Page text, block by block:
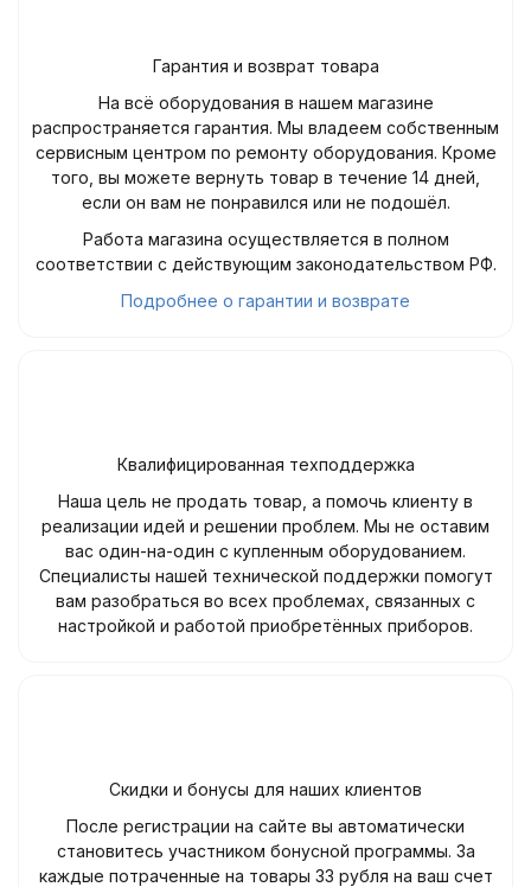
Гарантия и возврат товара
На всё оборудования в нашем магазине
распространяется гарантия. Мы владеем собственным
сервисным центром по ремонту оборудования. Кроме
того, вы можете вернуть товар в течение 14 дней,
если он вам не понравился или не подошёл.
Работа магазина осуществляется в полном
соответствии с действующим законодательством РФ.
Подробнее о гарантии и возврате
Квалифицированная техподдержка
Наша цель не продать товар, а помочь клиенту в
реализации идей и решении проблем. Мы не оставим
вас один-на-один с купленным оборудованием.
Специалисты нашей технической поддержки помогут
вам разобраться во всех проблемах, связанных с
настройкой и работой приобретённых приборов.
Скидки и бонусы для наших клиентов
После регистрации на сайте вы автоматически
становитесь участником бонусной программы. За
каждые потраченные на товары 33 рубля на ваш счет